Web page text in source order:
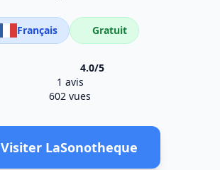
Français Gratuit
4.0/5
1 avis
602 vues
Visiter LaSonotheque